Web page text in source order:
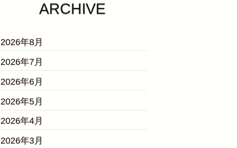
ARCHIVE
2026年8月
2026年7月
2026年6月
2026年5月
2026年4月
2026年3月